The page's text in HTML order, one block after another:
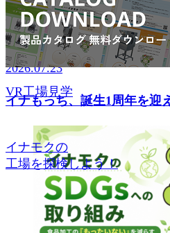
VR工場見学
イナモクの
工場を探検しよう！
2026.07.23
イナもっち、誕生1周年を迎